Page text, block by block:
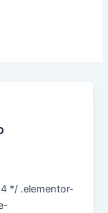
*/ .elementor-